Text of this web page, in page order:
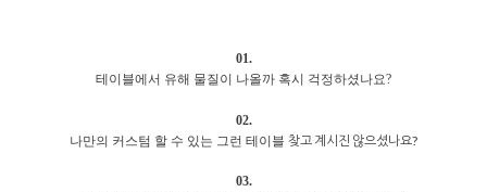
01.
테이블에서 유해 물질이 나올까 혹시 걱정하셨나요?
02.
나만의 커스텀 할 수 있는 그런 테이블 찾고 계시진 않으셨나요?
03.